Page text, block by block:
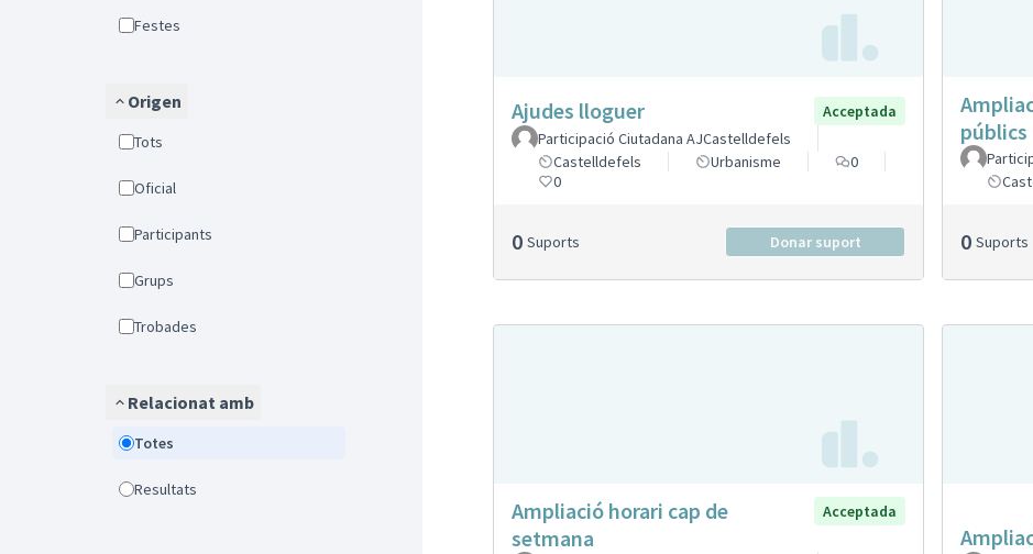
Festes
Origen
Tots
Oficial
Participants
Grups
Trobades
Relacionat amb
Totes
Resultats
Ajudes lloguer
Acceptada
Participació Ciutadana AJCastelldefels
Castelldefels
Urbanisme
0
0
0 Suports Donar suport
públics
0 Suports
Ampliació horari cap de
setmana
Acceptada